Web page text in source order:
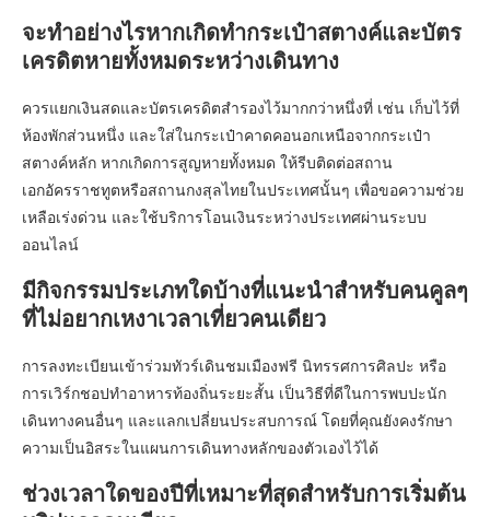
จะทำอย่างไรหากเกิดทำกระเป๋าสตางค์และบัตร
เครดิตหายทั้งหมดระหว่างเดินทาง
ควรแยกเงินสดและบัตรเครดิตสำรองไว้มากกว่าหนึ่งที่ เช่น เก็บไว้ที่
ห้องพักส่วนหนึ่ง และใส่ในกระเป๋าคาดคอนอกเหนือจากกระเป๋า
สตางค์หลัก หากเกิดการสูญหายทั้งหมด ให้รีบติดต่อสถาน
เอกอัครราชทูตหรือสถานกงสุลไทยในประเทศนั้นๆ เพื่อขอความช่วย
เหลือเร่งด่วน และใช้บริการโอนเงินระหว่างประเทศผ่านระบบ
ออนไลน์
มีกิจกรรมประเภทใดบ้างที่แนะนำสำหรับคนคูลๆ
ที่ไม่อยากเหงาเวลาเที่ยวคนเดียว
การลงทะเบียนเข้าร่วมทัวร์เดินชมเมืองฟรี นิทรรศการศิลปะ หรือ
การเวิร์กชอปทำอาหารท้องถิ่นระยะสั้น เป็นวิธีที่ดีในการพบปะนัก
เดินทางคนอื่นๆ และแลกเปลี่ยนประสบการณ์ โดยที่คุณยังคงรักษา
ความเป็นอิสระในแผนการเดินทางหลักของตัวเองไว้ได้
ช่วงเวลาใดของปีที่เหมาะที่สุดสำหรับการเริ่มต้น